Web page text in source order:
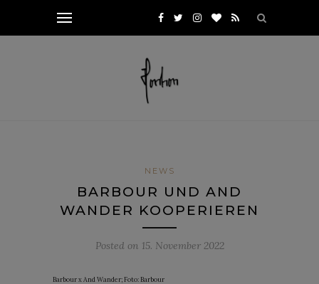
NEWS
BARBOUR UND AND
WANDER KOOPERIEREN
Posted on 15. November 2022
Barbour x And Wander; Foto: Barbour